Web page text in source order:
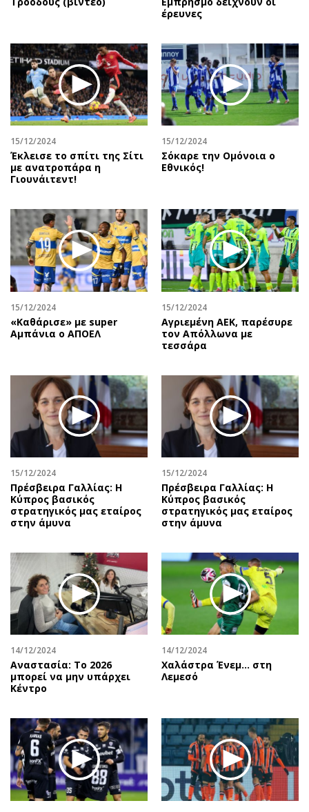
έρευνες
15/12/2024
Έκλεισε το σπίτι της Σίτι
με ανατροπάρα η
Γιουνάιτεντ!
15/12/2024
Σόκαρε την Ομόνοια ο
Εθνικός!
15/12/2024
«Καθάρισε» με super
Αμπάνια ο ΑΠΟΕΛ
15/12/2024
Αγριεμένη ΑΕΚ, παρέσυρε
τον Απόλλωνα με
τεσσάρα
15/12/2024
Πρέσβειρα Γαλλίας: Η
Κύπρος βασικός
στρατηγικός μας εταίρος
στην άμυνα
15/12/2024
Πρέσβειρα Γαλλίας: Η
Κύπρος βασικός
στρατηγικός μας εταίρος
στην άμυνα
14/12/2024
Αναστασία: Το 2026
μπορεί να μην υπάρχει
Κέντρο
14/12/2024
Χαλάστρα Ένεμ… στη
Λεμεσό